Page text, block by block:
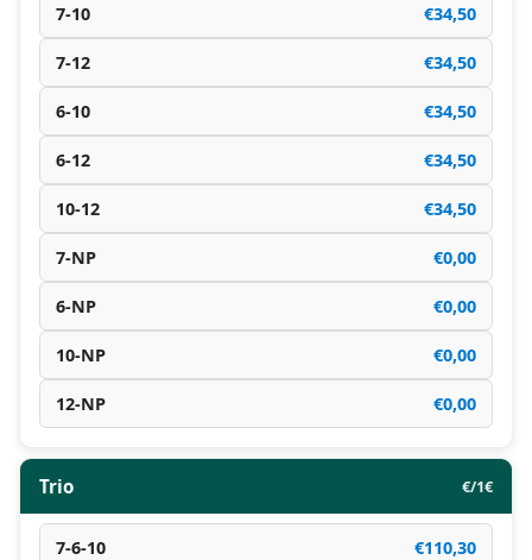
7-10 €34,50
7-12 €34,50
6-10 €34,50
6-12 €34,50
10-12 €34,50
7-NP €0,00
6-NP €0,00
10-NP €0,00
12-NP €0,00
Trio €/1€
7-6-10 €110,30